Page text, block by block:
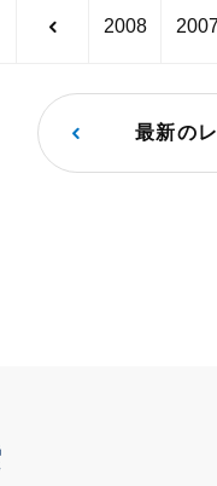
2008 2007
最新の